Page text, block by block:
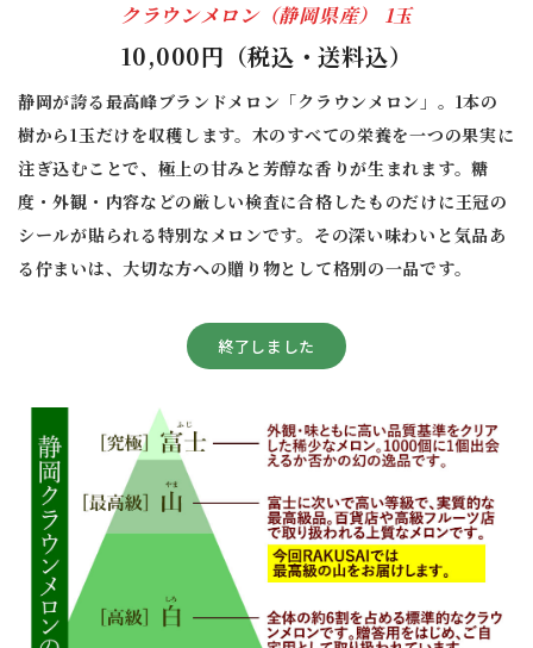
クラウンメロン（静岡県産） 1玉
10,000円（税込・送料込）
静岡が誇る最高峰ブランドメロン「クラウンメロン」。1本の
樹から1玉だけを収穫します。木のすべての栄養を一つの果実に
注ぎ込むことで、極上の甘みと芳醇な香りが生まれます。糖
度・外観・内容などの厳しい検査に合格したものだけに王冠の
シールが貼られる特別なメロンです。その深い味わいと気品あ
る佇まいは、大切な方への贈り物として格別の一品です。
終了しました